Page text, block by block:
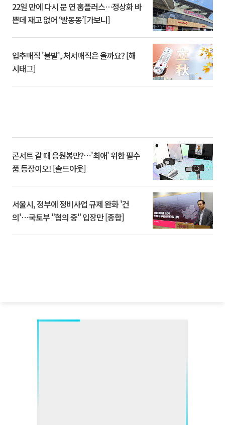
22일 만에 다시 문 연 홈플러스…정상화 바
쁜데 재고 없어 ‘발동동’[가보니]
입추매직 '불발', 처서매직은 올까요? [해
시태그]
콘서트 갈 때 응원봉만?⋯'최애' 위한 필수
품 등장이오! [솔드아웃]
서울시, 정부에 정비사업 규제 완화 '건
의'⋯국토부 "협의 중" 입장만 [종합]